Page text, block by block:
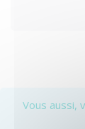
Vous aussi,